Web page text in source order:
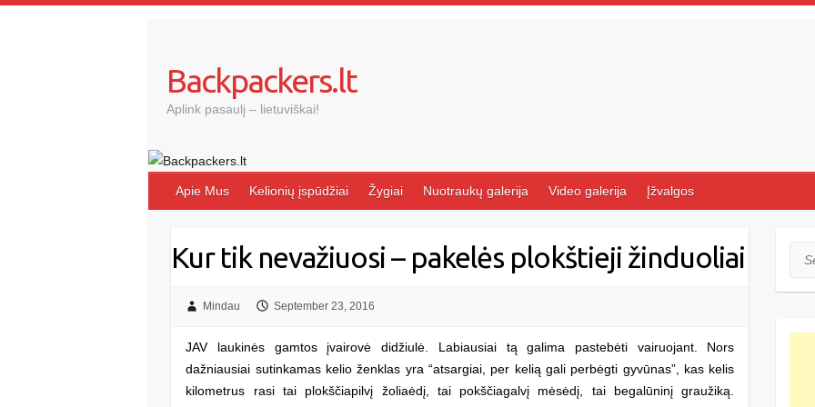
Backpackers.lt
Aplink pasaulį – lietuviškai!
Apie Mus Kelionių įspūdžiai Žygiai Nuotraukų galerija Video galerija Įžvalgos
Kur tik nevažiuosi – pakelės plokštieji žinduoliai
Mindau September 23, 2016
JAV laukinės gamtos įvairovė didžiulė. Labiausiai tą galima pastebėti vairuojant. Nors
dažniausiai sutinkamas kelio ženklas yra “atsargiai, per kelią gali perbėgti gyvūnas”, kas kelis
kilometrus rasi tai plokščiapilvį žoliaėdį, tai pokščiagalvį mėsėdį, tai begalūninį graužiką.